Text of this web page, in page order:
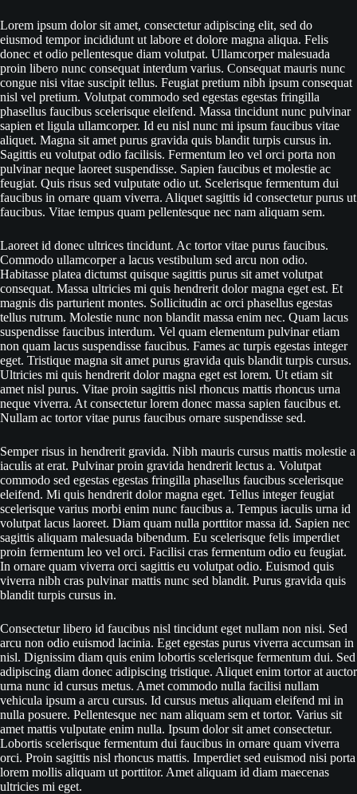
Lorem ipsum dolor sit amet, consectetur adipiscing elit, sed do
eiusmod tempor incididunt ut labore et dolore magna aliqua. Felis
donec et odio pellentesque diam volutpat. Ullamcorper malesuada
proin libero nunc consequat interdum varius. Consequat mauris nunc
congue nisi vitae suscipit tellus. Feugiat pretium nibh ipsum consequat
nisl vel pretium. Volutpat commodo sed egestas egestas fringilla
phasellus faucibus scelerisque eleifend. Massa tincidunt nunc pulvinar
sapien et ligula ullamcorper. Id eu nisl nunc mi ipsum faucibus vitae
aliquet. Magna sit amet purus gravida quis blandit turpis cursus in.
Sagittis eu volutpat odio facilisis. Fermentum leo vel orci porta non
pulvinar neque laoreet suspendisse. Sapien faucibus et molestie ac
feugiat. Quis risus sed vulputate odio ut. Scelerisque fermentum dui
faucibus in ornare quam viverra. Aliquet sagittis id consectetur purus ut
faucibus. Vitae tempus quam pellentesque nec nam aliquam sem.
Laoreet id donec ultrices tincidunt. Ac tortor vitae purus faucibus.
Commodo ullamcorper a lacus vestibulum sed arcu non odio.
Habitasse platea dictumst quisque sagittis purus sit amet volutpat
consequat. Massa ultricies mi quis hendrerit dolor magna eget est. Et
magnis dis parturient montes. Sollicitudin ac orci phasellus egestas
tellus rutrum. Molestie nunc non blandit massa enim nec. Quam lacus
suspendisse faucibus interdum. Vel quam elementum pulvinar etiam
non quam lacus suspendisse faucibus. Fames ac turpis egestas integer
eget. Tristique magna sit amet purus gravida quis blandit turpis cursus.
Ultricies mi quis hendrerit dolor magna eget est lorem. Ut etiam sit
amet nisl purus. Vitae proin sagittis nisl rhoncus mattis rhoncus urna
neque viverra. At consectetur lorem donec massa sapien faucibus et.
Nullam ac tortor vitae purus faucibus ornare suspendisse sed.
Semper risus in hendrerit gravida. Nibh mauris cursus mattis molestie a
iaculis at erat. Pulvinar proin gravida hendrerit lectus a. Volutpat
commodo sed egestas egestas fringilla phasellus faucibus scelerisque
eleifend. Mi quis hendrerit dolor magna eget. Tellus integer feugiat
scelerisque varius morbi enim nunc faucibus a. Tempus iaculis urna id
volutpat lacus laoreet. Diam quam nulla porttitor massa id. Sapien nec
sagittis aliquam malesuada bibendum. Eu scelerisque felis imperdiet
proin fermentum leo vel orci. Facilisi cras fermentum odio eu feugiat.
In ornare quam viverra orci sagittis eu volutpat odio. Euismod quis
viverra nibh cras pulvinar mattis nunc sed blandit. Purus gravida quis
blandit turpis cursus in.
Consectetur libero id faucibus nisl tincidunt eget nullam non nisi. Sed
arcu non odio euismod lacinia. Eget egestas purus viverra accumsan in
nisl. Dignissim diam quis enim lobortis scelerisque fermentum dui. Sed
adipiscing diam donec adipiscing tristique. Aliquet enim tortor at auctor
urna nunc id cursus metus. Amet commodo nulla facilisi nullam
vehicula ipsum a arcu cursus. Id cursus metus aliquam eleifend mi in
nulla posuere. Pellentesque nec nam aliquam sem et tortor. Varius sit
amet mattis vulputate enim nulla. Ipsum dolor sit amet consectetur.
Lobortis scelerisque fermentum dui faucibus in ornare quam viverra
orci. Proin sagittis nisl rhoncus mattis. Imperdiet sed euismod nisi porta
lorem mollis aliquam ut porttitor. Amet aliquam id diam maecenas
ultricies mi eget.